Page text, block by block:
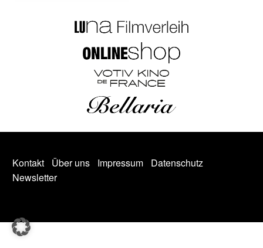
Kontakt Über uns Impressum
Datenschutz
Newsletter